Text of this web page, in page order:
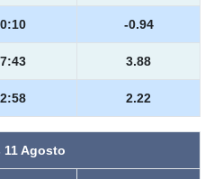
-0.94
3.88
2.22
11 Agosto